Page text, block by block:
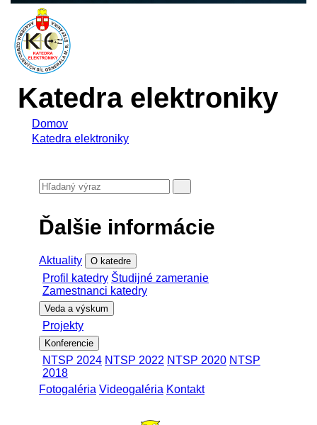
Katedra elektroniky
Domov
Katedra elektroniky
Ďalšie informácie
Aktuality O katedre
Profil katedry Študijné zameranie
Zamestnanci katedry
Veda a výskum
Projekty
Konferencie
NTSP 2024 NTSP 2022 NTSP 2020 NTSP
2018
Fotogaléria Videogaléria Kontakt